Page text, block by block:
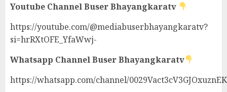
Youtube ChannelBuser Bhayangkaratv
https://youtube.com/@mediabuserbhayangkaratv?
si=hrRXtOFE_YfaWwj-
Whatsapp ChannelBuser Bhayangkaratv
https://whatsapp.com/channel/